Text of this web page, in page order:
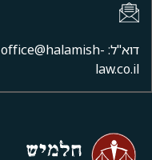
דוא"ל: office@halamish-
law.co.il